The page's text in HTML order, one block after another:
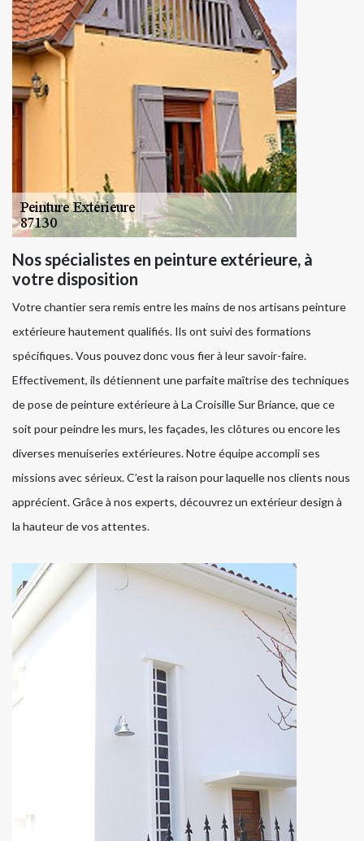
Nos spécialistes en peinture extérieure, à
votre disposition
Votre chantier sera remis entre les mains de nos artisans peinture
extérieure hautement qualifiés. Ils ont suivi des formations
spécifiques. Vous pouvez donc vous fier à leur savoir-faire.
Effectivement, ils détiennent une parfaite maîtrise des techniques
de pose de peinture extérieure à La Croisille Sur Briance, que ce
soit pour peindre les murs, les façades, les clôtures ou encore les
diverses menuiseries extérieures. Notre équipe accompli ses
missions avec sérieux. C’est la raison pour laquelle nos clients nous
apprécient. Grâce à nos experts, découvrez un extérieur design à
la hauteur de vos attentes.